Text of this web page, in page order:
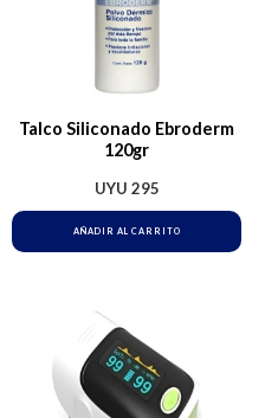
Talco Siliconado Ebroderm
120gr
UYU 295
AÑADIR AL CARRITO